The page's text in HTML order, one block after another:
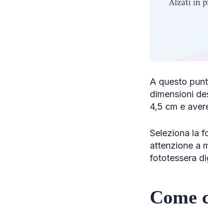
A questo
dimensioni
4,5 cm e
Seleziona la
attenzione a
fototessera
Come